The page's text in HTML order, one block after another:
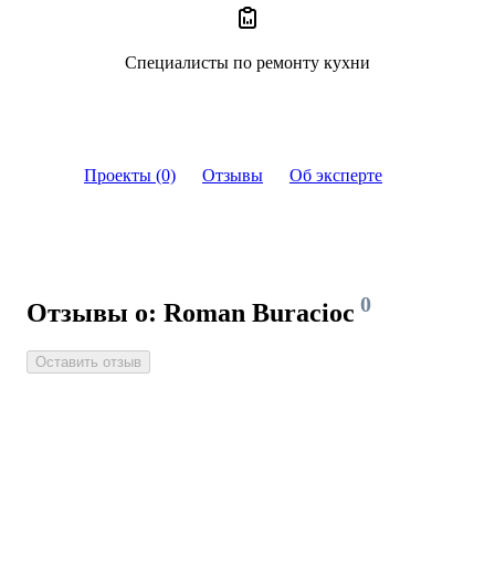
Проекты (0) Отзывы Об эксперте
Отзывы о: Roman Buracioc 0
Оставить отзыв
Специалисты по ремонту кухни